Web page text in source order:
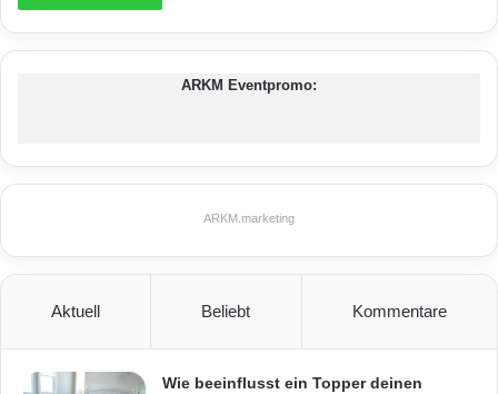
ARKM Eventpromo:
ARKM.marketing
Aktuell Beliebt Kommentare
Wie beeinflusst ein Topper deinen